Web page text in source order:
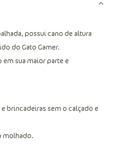
possui cano de altura
do Gato Gamer.
sua maior parte e
brincadeiras sem o calçado e
molhado.